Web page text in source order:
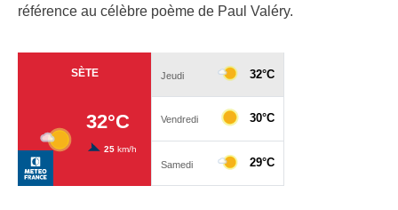
référence au célèbre poème de Paul Valéry.